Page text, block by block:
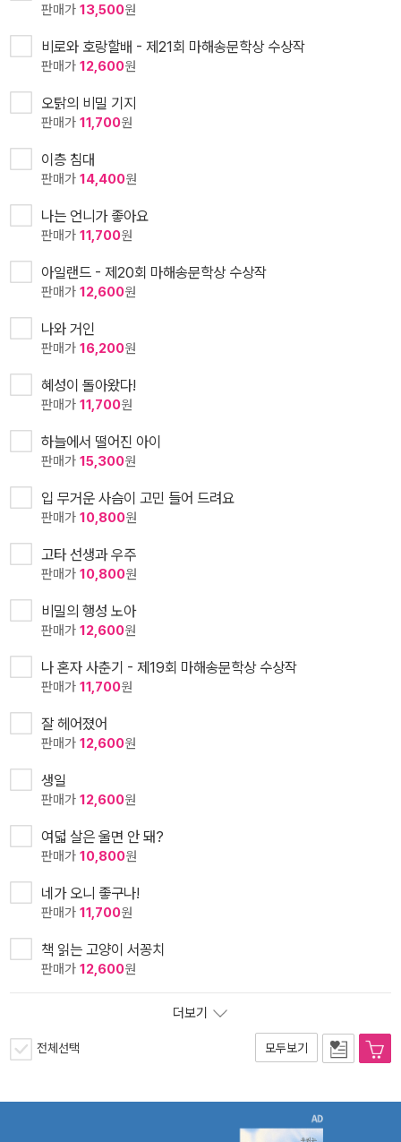
판매가 13,500원
비로와 호랑할배 - 제21회 마해송문학상 수상작
판매가 12,600원
오탉의 비밀 기지
판매가 11,700원
이층 침대
판매가 14,400원
나는 언니가 좋아요
판매가 11,700원
아일랜드 - 제20회 마해송문학상 수상작
판매가 12,600원
나와 거인
판매가 16,200원
혜성이 돌아왔다!
판매가 11,700원
하늘에서 떨어진 아이
판매가 15,300원
입 무거운 사슴이 고민 들어 드려요
판매가 10,800원
고타 선생과 우주
판매가 10,800원
비밀의 행성 노아
판매가 12,600원
나 혼자 사춘기 - 제19회 마해송문학상 수상작
판매가 11,700원
잘 헤어졌어
판매가 12,600원
생일
판매가 12,600원
여덟 살은 울면 안 돼?
판매가 10,800원
네가 오니 좋구나!
판매가 11,700원
책 읽는 고양이 서꽁치
판매가 12,600원
더보기
전체선택 모두보기